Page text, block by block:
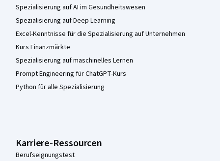
Spezialisierung auf AI im Gesundheitswesen
Spezialisierung auf Deep Learning
Excel-Kenntnisse für die Spezialisierung auf Unternehmen
Kurs Finanzmärkte
Spezialisierung auf maschinelles Lernen
Prompt Engineering für ChatGPT-Kurs
Python für alle Spezialisierung
Karriere-Ressourcen
Berufseignungstest